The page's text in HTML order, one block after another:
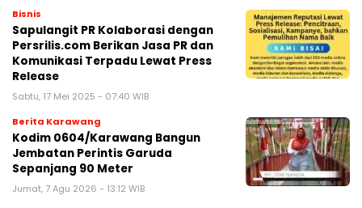
Bisnis
Sapulangit PR Kolaborasi dengan
Persrilis.com Berikan Jasa PR dan
Komunikasi Terpadu Lewat Press
Release
Sabtu, 17 Mei 2025 - 07:40 WIB
Berita Karawang
Kodim 0604/Karawang Bangun
Jembatan Perintis Garuda
Sepanjang 90 Meter
Jumat, 7 Agu 2026 - 13:12 WIB